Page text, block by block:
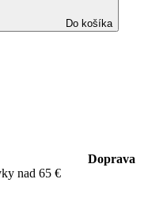
Do košíka
Doprava
nad 65 €